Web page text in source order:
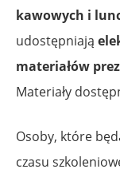
kawowych i
udostępniają
materiałów
Materiały
Osoby, które
czasu